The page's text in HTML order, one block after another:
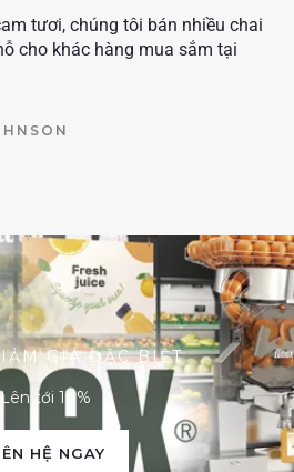
tươi, chúng tôi bán nhiều chai
cho khác hàng mua sắm tại
GIÁ ĐẶC BIỆT
Lên tới 10%
HỆ NGAY